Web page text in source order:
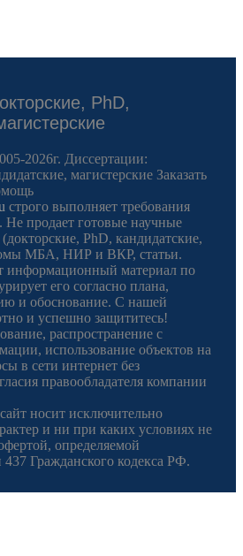
PhD,
2026г. Диссертации:
магистерские Заказать
строго выполняет требования
Не продает готовые научные
PhD, кандидатские,
МБА, НИР и ВКР, статьи.
информационный материал по
его согласно плана,
и обоснование. С нашей
и успешно защититесь!
распространение с
использование объектов на
в сети интернет без
правообладателя компании
носит исключительно
и ни при каких условиях не
определяемой
Гражданского кодекса РФ.